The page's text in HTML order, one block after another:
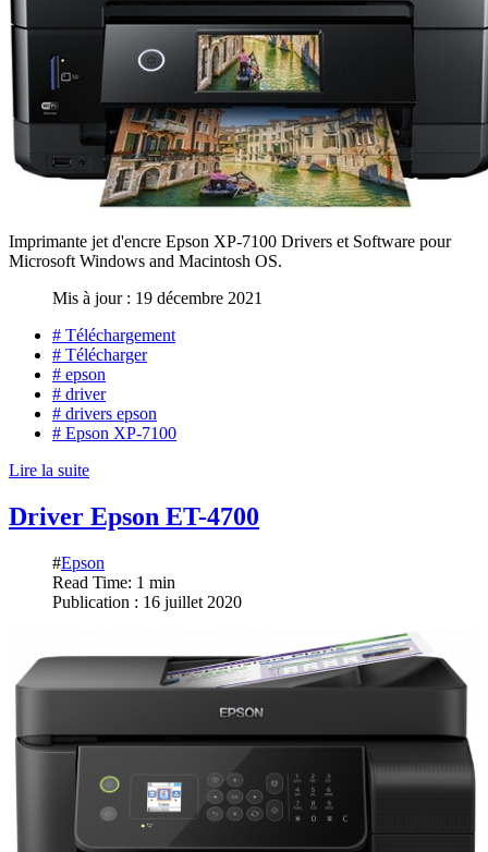
Imprimante jet d'encre Epson XP-7100 Drivers et Software pour
Microsoft Windows and Macintosh OS.
Mis à jour : 19 décembre 2021
# Téléchargement
# Télécharger
# epson
# driver
# drivers epson
# Epson XP-7100
Lire la suite
Driver Epson ET-4700
#Epson
Read Time: 1 min
Publication : 16 juillet 2020